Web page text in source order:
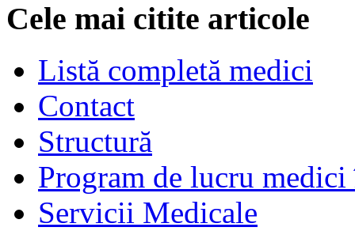
Cele mai citite articole
Listă completă medici
Contact
Structură
Program de lucru
Servicii Medicale